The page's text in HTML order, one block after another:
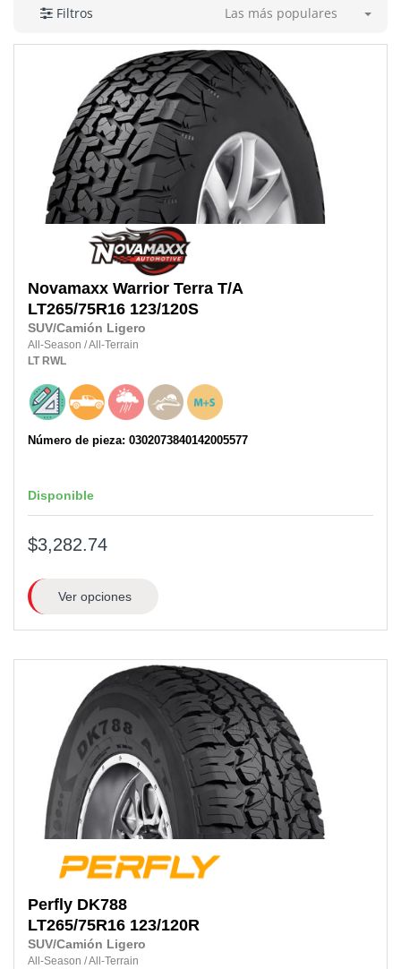
Filtros Las más populares
Novamaxx Warrior Terra T/A
LT265/75R16 123/120S
SUV/Camión Ligero
All-Season /All-Terrain
LT RWL
Número de pieza: 0302073840142005577
Disponible
$3,282.74
Ver opciones
Perfly DK788
LT265/75R16 123/120R
SUV/Camión Ligero
All-Season /All-Terrain